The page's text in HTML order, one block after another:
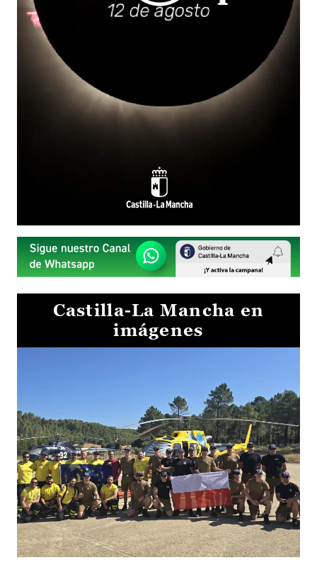
Castilla-La Mancha en
imágenes